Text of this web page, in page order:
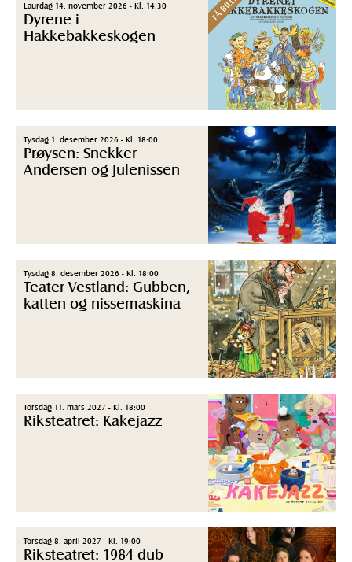
FÅ BILL.
Laurdag 14. november 2026 - Kl. 14:30
Dyrene i
Hakkebakkeskogen
Tysdag 1. desember 2026 - Kl. 18:00
Prøysen: Snekker
Andersen og Julenissen
Tysdag 8. desember 2026 - Kl. 18:00
Teater Vestland: Gubben,
katten og nissemaskina
Torsdag 11. mars 2027 - Kl. 18:00
Riksteatret: Kakejazz
Torsdag 8. april 2027 - Kl. 19:00
Riksteatret: 1984 dub